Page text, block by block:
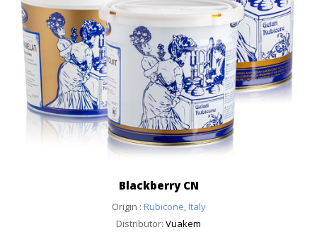
Blackberry CN
Origin : Rubicone, Italy
Distributor: Vuakem